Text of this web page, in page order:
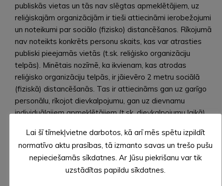
publiskās vietas un tās nav slēgtas apmeklētājiem, uz
reliģiskajām organizācijām ir tieši attiecināmi ierobežojumi
un noteikumi par sociālo (fizisko) distancēšanos. Rīkojumā
nav noteikts konkrēts personu skaits, kas var atrasties
publiski pieejamās vietās (t.sk. reliģisko organizāciju
telpās). Minētais nozīmē, ka ikvienam, kas atrodas
reliģisko organizāciju telpās, ir jāievēro 2 metru sociālā
(fiziskā) distancēšanās. Tas ir attiecināms gan uz garīgo
personālu, rīkojot dievkalpojumu, gan uz dievnamu
individuālajiem apmeklētājiem (t.sk. dievkalpojumu laikā),
veido dievkalpojuma video/audio tiešraidi. Līdz ar to
reliģiskajām organizācijām ir pienākums nodrošināt iespēju
apmeklētājiem ievērot 2 metru distanci jebkurā dievnama
vietā, t.sk., ieejot dievnamā. Maksimālais ieteicamais
Lai šī tīmekļvietne darbotos, kā arī mēs spētu izpildīt
normatīvo aktu prasības, tā izmanto savas un trešo pušu
nepieciešamās sīkdatnes. Ar Jūsu piekrišanu var tik
uzstādītas papildu sīkdatnes.